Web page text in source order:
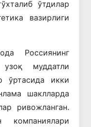
ўтдилар
вазирлиги
Россиянинг
узоқ муддатли
ўртасида икки
шаклларда
ривожланган.